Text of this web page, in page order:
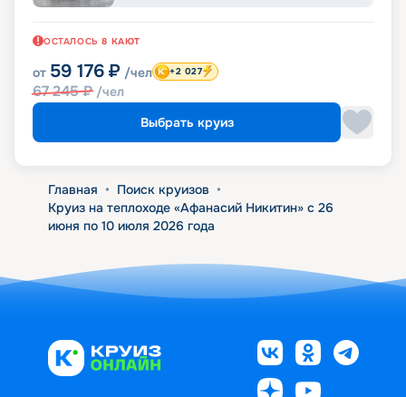
ОСТАЛОСЬ 8 КАЮТ
от 59 176 ₽ /чел
67 245₽ /чел
+2 027
Выбрать круиз
Главная • Поиск круизов •
Круиз на теплоходе «Афанасий Никитин» с 26
июня по 10 июля 2026 года